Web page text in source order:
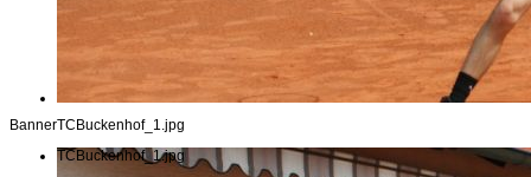
TCBuckenhof_1.jpg
Banner
TCBuckenhof_1.jpg